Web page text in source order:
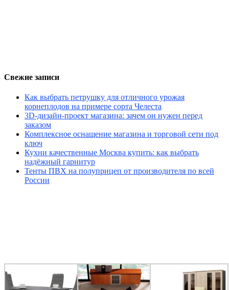
Свежие записи
Как выбрать петрушку для отличного урожая
корнеплодов на примере сорта Челеста
3D-дизайн-проект магазина: зачем он нужен перед
заказом
Комплексное оснащение магазина и торговой сети под
ключ
Кухни качественные Москва купить: как выбрать
надёжный гарнитур
Тенты ПВХ на полуприцеп от производителя по всей
России